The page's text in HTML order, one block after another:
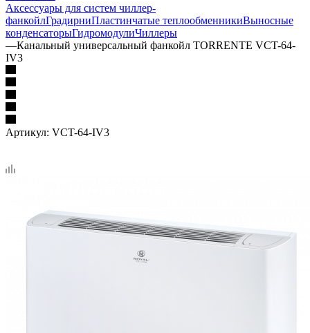
Аксессуары для систем чиллер-
фанкойлГрадирниПластинчатые теплообменникиВыносные
конденсаторыГидромодулиЧиллеры
—Канальный универсальный фанкойл TORRENTE VCT-64-
IV3
Артикул: VCT-64-IV3